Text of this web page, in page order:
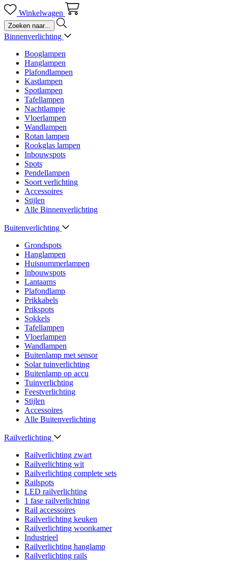
Winkelwagen
Binnenverlichting
Booglampen
Hanglampen
Plafondlampen
Kastlampen
Spotlampen
Tafellampen
Nachtlampje
Vloerlampen
Wandlampen
Rotan lampen
Rookglas lampen
Inbouwspots
Spots
Pendellampen
Soort verlichting
Accessoires
Stijlen
Alle Binnenverlichting
Buitenverlichting
Grondspots
Hanglampen
Huisnummerlampen
Inbouwspots
Lantaarns
Plafondlamp
Prikkabels
Prikspots
Sokkels
Tafellampen
Vloerlampen
Wandlampen
Buitenlamp met sensor
Solar tuinverlichting
Buitenlamp op accu
Tuinverlichting
Feestverlichting
Stijlen
Accessoires
Alle Buitenverlichting
Railverlichting
Railverlichting zwart
Railverlichting wit
Railverlichting complete sets
Railspots
LED railverlichting
1 fase railverlichting
Rail accessoires
Railverlichting keuken
Railverlichting woonkamer
Industrieel
Railverlichting hanglamp
Railverlichting rails